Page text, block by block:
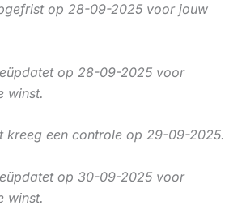
op 28-09-2025 voor jouw
op 28-09-2025 voor
winst.
kreeg een controle op 29-09-2025.
op 30-09-2025 voor
winst.